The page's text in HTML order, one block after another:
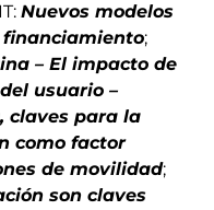
Nuevos modelos
financiamiento;
– El impacto de
usuario –
claves para la
como factor
de movilidad;
son claves